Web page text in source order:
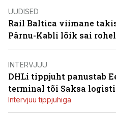
UUDISED
Rail Baltica viimane
Pärnu-Kabli lõik sai
INTERVJUU
DHLi tippjuht panustab
terminal tõi Saksa
Intervjuu tippjuhiga